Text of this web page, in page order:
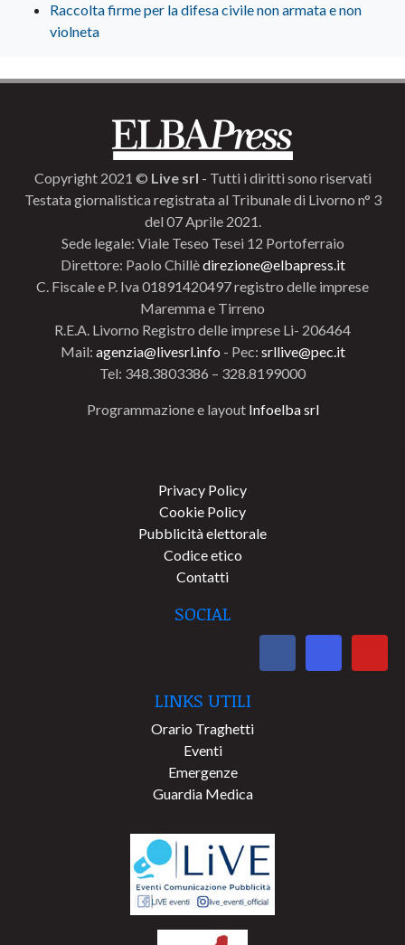
Raccolta firme per la difesa civile non armata e non
violneta
Copyright 2021 © Live srl - Tutti i diritti sono riservati
Testata giornalistica registrata al Tribunale di Livorno n° 3
del 07 Aprile 2021.
Sede legale: Viale Teseo Tesei 12 Portoferraio
Direttore: Paolo Chillèdirezione@elbapress.it
C. Fiscale e P. Iva 01891420497 registro delle imprese
Maremma e Tirreno
R.E.A. Livorno Registro delle imprese Li- 206464
Mail: agenzia@livesrl.info - Pec: srllive@pec.it
Tel: 348.3803386 – 328.8199000
Programmazione e layout Infoelba srl
Privacy Policy
Cookie Policy
Pubblicità elettorale
Codice etico
Contatti
SOCIAL
LINKS UTILI
Orario Traghetti
Eventi
Emergenze
Guardia Medica